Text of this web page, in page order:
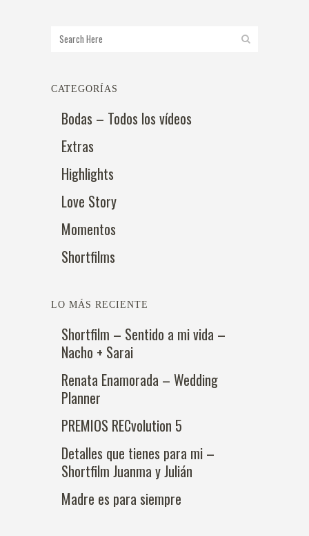
CATEGORÍAS
Bodas – Todos los vídeos
Extras
Highlights
Love Story
Momentos
Shortfilms
LO MÁS RECIENTE
Shortfilm – Sentido a mi vida –
Nacho + Sarai
Renata Enamorada – Wedding
Planner
PREMIOS RECvolution 5
Detalles que tienes para mi –
Shortfilm Juanma y Julián
Madre es para siempre